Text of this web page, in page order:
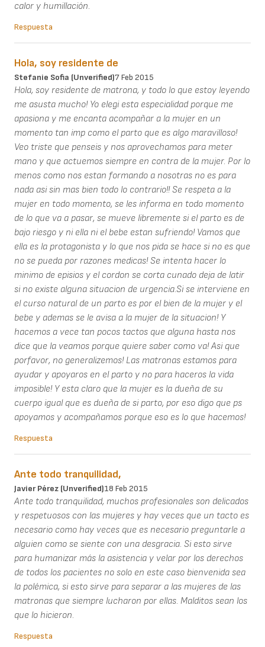
calor y humillación.
Respuesta
Hola, soy residente de
Stefanie Sofia (unverified)7 Feb 2015
Hola, soy residente de matrona, y todo lo que estoy leyendo
me asusta mucho! Yo elegi esta especialidad porque me
apasiona y me encanta acompañar a la mujer en un
momento tan imp como el parto que es algo maravilloso!
Veo triste que penseis y nos aprovechamos para meter
mano y que actuemos siempre en contra de la mujer. Por lo
menos como nos estan formando a nosotras no es para
nada asi sin mas bien todo lo contrario!! Se respeta a la
mujer en todo momento, se les informa en todo momento
de lo que va a pasar, se mueve libremente si el parto es de
bajo riesgo y ni ella ni el bebe estan sufriendo! Vamos que
ella es la protagonista y lo que nos pida se hace si no es que
no se pueda por razones medicas! Se intenta hacer lo
minimo de episios y el cordon se corta cunado deja de latir
si no existe alguna situacion de urgencia.Si se interviene en
el curso natural de un parto es por el bien de la mujer y el
bebe y ademas se le avisa a la mujer de la situacion! Y
hacemos a vece tan pocos tactos que alguna hasta nos
dice que la veamos porque quiere saber como va! Asi que
porfavor, no generalizemos! Las matronas estamos para
ayudar y apoyaros en el parto y no para haceros la vida
imposible! Y esta claro que la mujer es la dueña de su
cuerpo igual que es dueña de si parto, por eso digo que ps
apoyamos y acompañamos porque eso es lo que hacemos!
Respuesta
Ante todo tranquilidad,
Javier Pérez (unverified)18 Feb 2015
Ante todo tranquilidad, muchos profesionales son delicados
y respetuosos con las mujeres y hay veces que un tacto es
necesario como hay veces que es necesario preguntarle a
alguien como se siente con una desgracia. Si esto sirve
para humanizar más la asistencia y velar por los derechos
de todos los pacientes no solo en este caso bienvenida sea
la polémica, si esto sirve para separar a las mujeres de las
matronas que siempre lucharon por ellas. Malditos sean los
que lo hicieron.
Respuesta